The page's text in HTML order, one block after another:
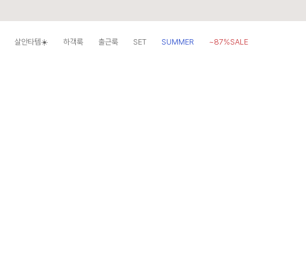
살안타템☀️ 하객룩 출근룩 SET SUMMER
~87%SALE